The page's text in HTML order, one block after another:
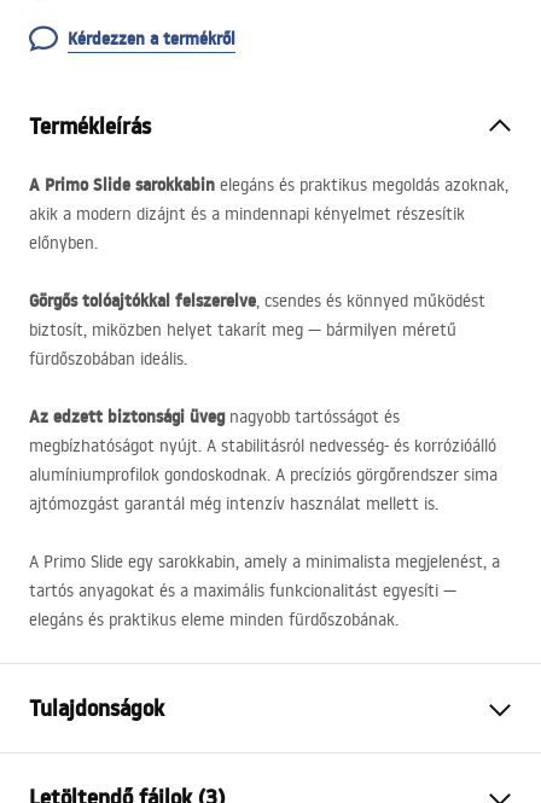
Kérdezzen a termékről
Termékleírás
A Primo Slide sarokkabin elegáns és praktikus megoldás azoknak,
akik a modern dizájnt és a mindennapi kényelmet részesítik
előnyben.
Görgős tolóajtókkal felszerelve, csendes és könnyed működést
biztosít, miközben helyet takarít meg — bármilyen méretű
fürdőszobában ideális.
Az edzett biztonsági üvegnagyobb tartósságot és
megbízhatóságot nyújt. A stabilitásról nedvesség- és korrózióálló
alumíniumprofilok gondoskodnak. A precíziós görgőrendszer sima
ajtómozgást garantál még intenzív használat mellett is.
A Primo Slide egy sarokkabin, amely a minimalista megjelenést, a
tartós anyagokat és a maximális funkcionalitást egyesíti —
elegáns és praktikus eleme minden fürdőszobának.
Tulajdonságok